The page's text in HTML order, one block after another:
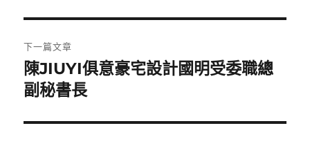
覽
文
章:
下一篇文章
下
一
文
陳JIUYI俱意豪宅設計國明受委職總
副秘書長